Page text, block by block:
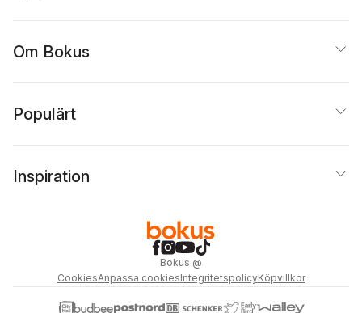
Om Bokus
Populärt
Inspiration
Bokus @
CookiesAnpassa cookiesIntegritetspolicyKöpvillkor